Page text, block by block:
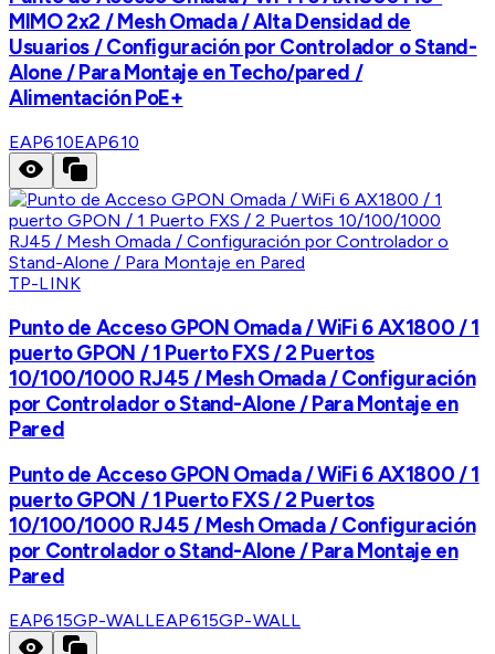
MIMO 2x2 / Mesh Omada / Alta Densidad de
Usuarios / Configuración por Controlador o Stand-
Alone / Para Montaje en Techo/pared /
Alimentación PoE+
EAP610EAP610
TP-LINK
Punto de Acceso GPON Omada / WiFi 6 AX1800 / 1
puerto GPON / 1 Puerto FXS / 2 Puertos
10/100/1000 RJ45 / Mesh Omada / Configuración
por Controlador o Stand-Alone / Para Montaje en
Pared
Punto de Acceso GPON Omada / WiFi 6 AX1800 / 1
puerto GPON / 1 Puerto FXS / 2 Puertos
10/100/1000 RJ45 / Mesh Omada / Configuración
por Controlador o Stand-Alone / Para Montaje en
Pared
EAP615GP-WALLEAP615GP-WALL